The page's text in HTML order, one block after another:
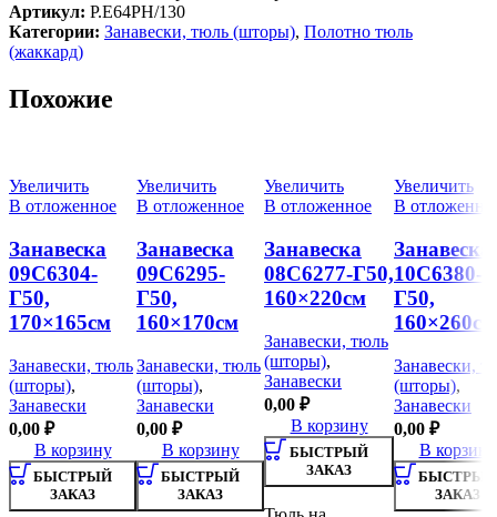
Артикул: Р.Е64РН/130
Категории: Занавески, тюль (шторы), Полотно тюль
(жаккард)
Похожие
Увеличить
В отложенное
Занавеска
09С6304-
Г50,
170×165см
Занавески, тюль
(шторы),
Занавески
0,00 ₽
В корзину
БЫСТРЫЙ
ЗАКАЗ
Увеличить
В отложенное
Занавеска
09С6295-
Г50,
160×170см
Занавески, тюль
(шторы),
Занавески
0,00 ₽
В корзину
БЫСТРЫЙ
ЗАКАЗ
Увеличить
В отложенное
Занавеска
08С6277-Г50,
160×220см
Занавески, тюль
(шторы),
Занавески
0,00 ₽
В корзину
БЫСТРЫЙ
ЗАКАЗ
Увеличить
В
Занавеска
10С6380-
Г50,
160×260см
Занавески,
(шторы),
Занавески
0,00 ₽
В корзину
БЫСТРЫЙ
ЗАКАЗ